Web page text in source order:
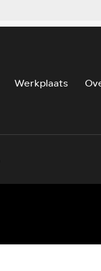
Werkplaats